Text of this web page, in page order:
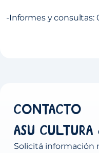
-Informes y consultas:
Contacto
ASU Cultura
Solicitá